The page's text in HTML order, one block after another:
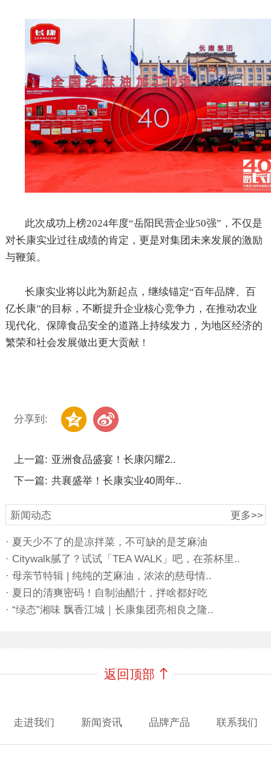
此次成功上榜2024年度“岳阳民营企业50强” ，不仅是
对长康实业过往成绩的肯定，更是对集团未来发展的激励
与鞭策。
长康实业将以此为新起点， 继续锚定“百年品牌、百
亿长康”的目标，不断提升企业核心竞争力，在推动农业
现代化、保障食品安全的道路上持续发力， 为地区经济的
繁荣和社会发展做出更大贡献！
分享到:
上一篇: 亚洲食品盛宴！长康闪耀2..
下一篇: 共襄盛举！长康实业40周年..
新闻动态 更多>>
· 夏天少不了的是凉拌菜，不可缺的是芝麻油
· Citywalk腻了？试试「TEA WALK」吧，在茶杯里..
· 母亲节特辑 | 纯纯的芝麻油，浓浓的慈母情..
· 夏日的清爽密码！自制油醋汁，拌啥都好吃
· “绿态”湘味 飘香江城｜长康集团亮相良之隆..
返回顶部
走进我们 新闻资讯 品牌产品 联系我们